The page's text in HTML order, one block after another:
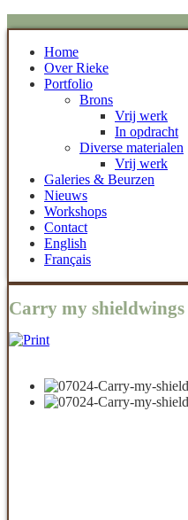
Home
Over Rieke
Portfolio
Brons
Vrij werk
In opdracht
Diverse materialen
Vrij werk
Galeries & Beurzen
Nieuws
Workshops
Contact
English
Français
Carry my shieldwings